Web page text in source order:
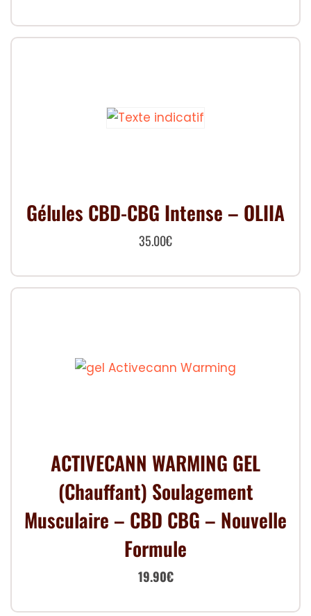
Gélules CBD-CBG Intense – OLIIA
35.00€
ACTIVECANN WARMING GEL
(chauffant) Soulagement
Musculaire – CBD CBG – Nouvelle
Formule
Le
19.90€Le